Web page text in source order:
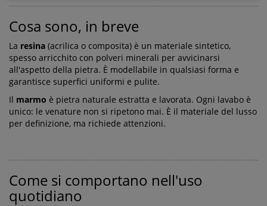
Cosa sono, in breve
La resina (acrilica o composita) è un materiale sintetico,
spesso arricchito con polveri minerali per avvicinarsi
all'aspetto della pietra. È modellabile in qualsiasi forma e
garantisce superfici uniformi e pulite.
Il marmo è pietra naturale estratta e lavorata. Ogni lavabo è
unico: le venature non si ripetono mai. È il materiale del lusso
per definizione, ma richiede attenzioni.
Come si comportano nell'uso
quotidiano